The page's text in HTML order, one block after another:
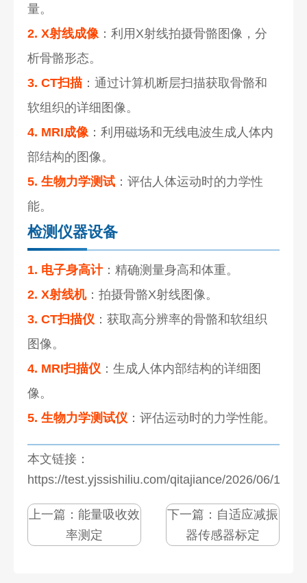
量。
2. X射线成像 ：利用X射线拍摄骨骼图像，分
析骨骼形态。
3. CT扫描 ：通过计算机断层扫描获取骨骼和
软组织的详细图像。
4. MRI成像 ：利用磁场和无线电波生成人体内
部结构的图像。
5. 生物力学测试 ：评估人体运动时的力学性
能。
检测仪器设备
1. 电子身高计：精确测量身高和体重。
2. X射线机：拍摄骨骼X射线图像。
3. CT扫描仪 ：获取高分辨率的骨骼和软组织
图像。
4. MRI扫描仪 ：生成人体内部结构的详细图
像。
5. 生物力学测试仪 ：评估运动时的力学性能。
本文链接：
https://test.yjssishiliu.com/qitajiance/2026/06/
上一篇： 能量吸收效
率测定
下一篇： 自适应减振
器传感器标定